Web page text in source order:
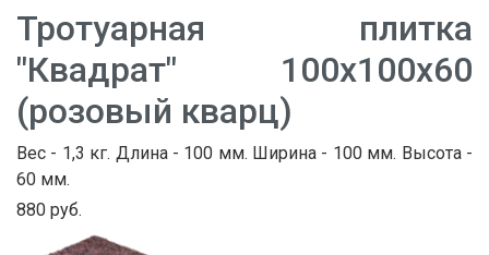
Тротуарная плитка
"Квадрат" 100х100х60
(розовый кварц)
Вес - 1,3 кг. Длина - 100 мм. Ширина - 100 мм. Высота -
60 мм.
880 руб.